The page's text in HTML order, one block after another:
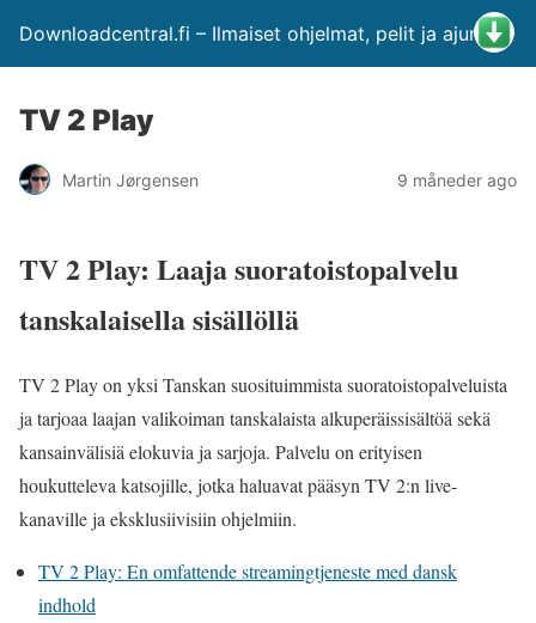
Downloadcentral.fi – Ilmaiset ohjelmat, pelit ja ajurit
TV 2 Play
Martin Jørgensen 9 måneder ago
TV 2 Play: Laaja suoratoistopalvelu
tanskalaisella sisällöllä
TV 2 Play on yksi Tanskan suosituimmista suoratoistopalveluista
ja tarjoaa laajan valikoiman tanskalaista alkuperäissisältöä sekä
kansainvälisiä elokuvia ja sarjoja. Palvelu on erityisen
houkutteleva katsojille, jotka haluavat pääsyn TV 2:n live-
kanaville ja eksklusiivisiin ohjelmiin.
TV 2 Play: En omfattende streamingtjeneste med dansk
indhold